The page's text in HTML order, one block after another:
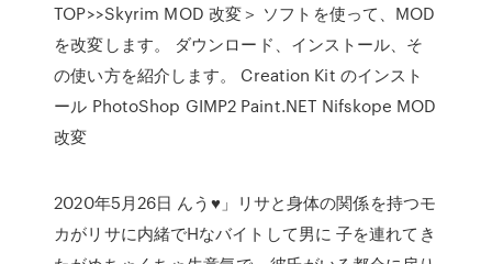
TOP>>Skyrim MOD 改変＞ ソフトを使って、MOD
を改変します。 ダウンロード、インストール、そ
の使い方を紹介します。 Creation Kit のインスト
ール PhotoShop GIMP2 Paint.NET Nifskope MOD
改変
2020年5月26日 んう♥」リサと身体の関係を持つモ
カがリサに内緒でHなバイトして男に 子を連れてき